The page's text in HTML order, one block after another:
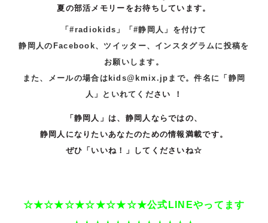
夏の部活メモリーをお待ちしています。
「#radiokids」「#静岡人」を付けて
静岡人のFacebook、ツイッター、インスタグラムに投稿を
お願いします。
また、メールの場合はkids@kmix.jpまで。件名に「静岡
人」といれてください ！
「静岡人」は、静岡人ならではの、
静岡人になりたいあなたのための情報満載です。
ぜひ「いいね！」してくださいね☆
☆★☆★☆★☆★☆★☆★公式LINEやってます